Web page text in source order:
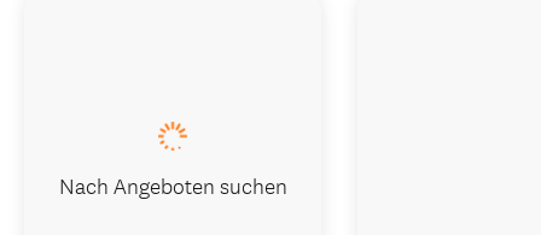
Nach Angeboten suchen